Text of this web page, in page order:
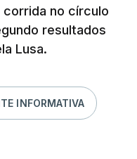
no círculo
resultados
Lusa.
INFORMATIVA